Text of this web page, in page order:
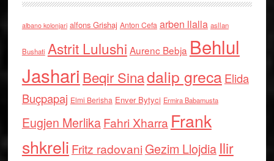
albano kolonjari alfons Grishaj Anton Cefa arben llalla asllan
Bushati Astrit Lulushi Aurenc Bebja Behlul
Jashari Beqir Sinadalip grecaElida
Buçpapaj Elmi Berisha Enver Bytyci Ermira Babamusta
Eugjen MerlikaFahri Xharra Frank
shkreli Fritz radovaniGezim Llojdia Ilir